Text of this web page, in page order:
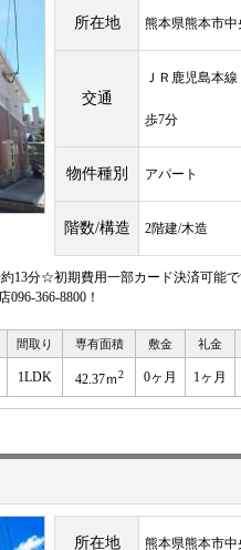
所在地 熊本県熊本市
交通
ＪＲ鹿児島本
歩7分
物件種別 アパート
階数/構造 2階建/木造
13分☆初期費用一部カード決済可能
366-8800！
間取り 専有面積 敷金 礼金
1LDK 42.37ｍ2 0ヶ月 1ヶ月
所在地 熊本県熊本市